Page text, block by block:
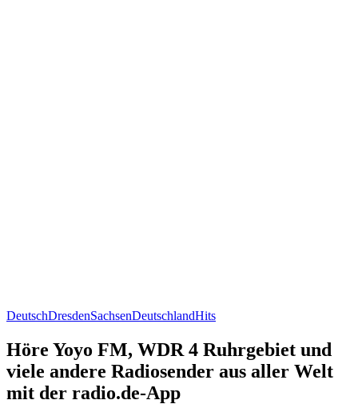
DeutschDresdenSachsenDeutschlandHits
Höre Yoyo FM, WDR 4 Ruhrgebiet und
viele andere Radiosender aus aller Welt
mit der radio.de-App